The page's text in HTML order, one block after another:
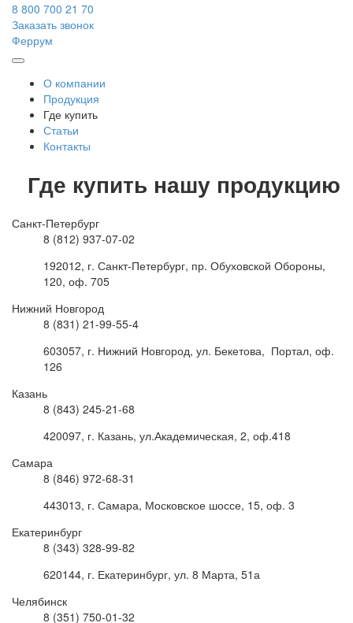
8 800 700 21 70
Заказать звонок
Феррум
О компании
Продукция
Где купить
Статьи
Контакты
Где купить нашу продукцию
Санкт-Петербург
8 (812) 937-07-02
192012, г. Санкт-Петербург, пр. Обуховской Обороны,
120, оф. 705
Нижний Новгород
8 (831) 21-99-55-4
603057, г. Нижний Новгород, ул. Бекетова, Портал, оф.
126
Казань
8 (843) 245-21-68
420097, г. Казань, ул.Академическая, 2, оф.418
Самара
8 (846) 972-68-31
443013, г. Самара, Московское шоссе, 15, оф. 3
Екатеринбург
8 (343) 328-99-82
620144, г. Екатеринбург, ул. 8 Марта, 51а
Челябинск
8 (351) 750-01-32